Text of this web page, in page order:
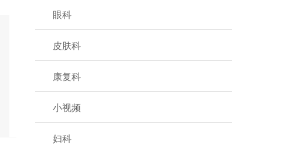
眼科
皮肤科
康复科
小视频
妇科